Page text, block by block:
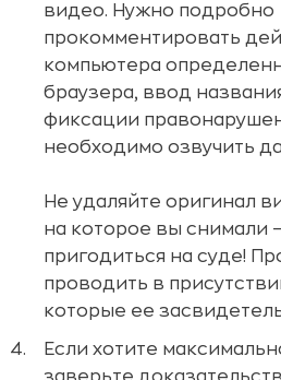
видео. Нужно подробно
прокомментировать
компьютера
браузера, ввод
фиксации
необходимо озвучить
Не удаляйте оригинал
на которое вы снимали
пригодиться на суде!
проводить в
которые ее
Если хотите
заверьте